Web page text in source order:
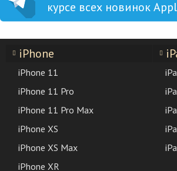
курсе всех новинок
iPhone
iPhone 11
iPhone 11 Pro
iPhone 11 Pro Max
iPhone XS
iPhone XS Max
iPhone XR